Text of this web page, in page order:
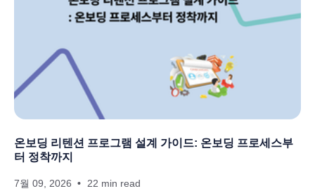
온보딩 리텐션 프로그램 설계 가이드: 온보딩 프로세스부
터 정착까지
7월 09, 2026 22 min read